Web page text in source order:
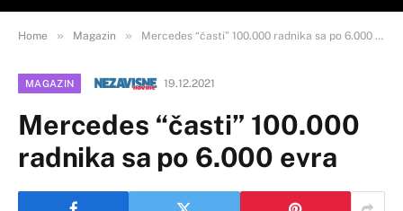
Home » Magazin » Mercedes “časti” 100.000 radnika sa po 6.000 evra
MAGAZIN 19.12.2021
Mercedes “časti” 100.000
radnika sa po 6.000 evra